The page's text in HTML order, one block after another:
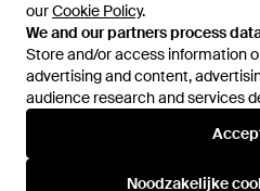
ourCookie Policy.
We and our partners process
Store and/or access information
advertising and content,
audience research and services
Noodzakelijke